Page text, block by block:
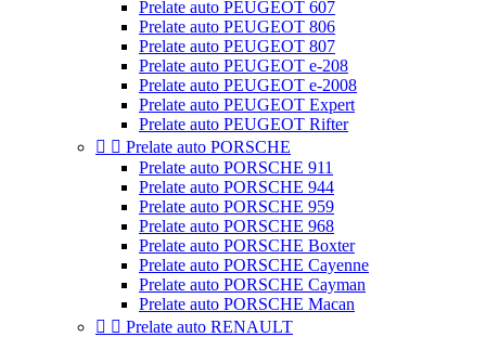
Prelate auto PEUGEOT 607
Prelate auto PEUGEOT 806
Prelate auto PEUGEOT 807
Prelate auto PEUGEOT e-208
Prelate auto PEUGEOT e-2008
Prelate auto PEUGEOT Expert
Prelate auto PEUGEOT Rifter
  Prelate auto PORSCHE
Prelate auto PORSCHE 911
Prelate auto PORSCHE 944
Prelate auto PORSCHE 959
Prelate auto PORSCHE 968
Prelate auto PORSCHE Boxter
Prelate auto PORSCHE Cayenne
Prelate auto PORSCHE Cayman
Prelate auto PORSCHE Macan
  Prelate auto RENAULT